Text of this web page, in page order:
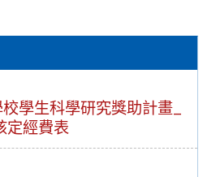
學生科學研究獎助計畫_
定經費表